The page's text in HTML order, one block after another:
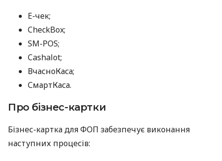
E-чек;
CheckBox;
SM-POS;
Cashalot;
ВчасноКаса;
СмартКаса.
Про бізнес-картки
Бізнес-картка для ФОП забезпечує виконання
наступних процесів: